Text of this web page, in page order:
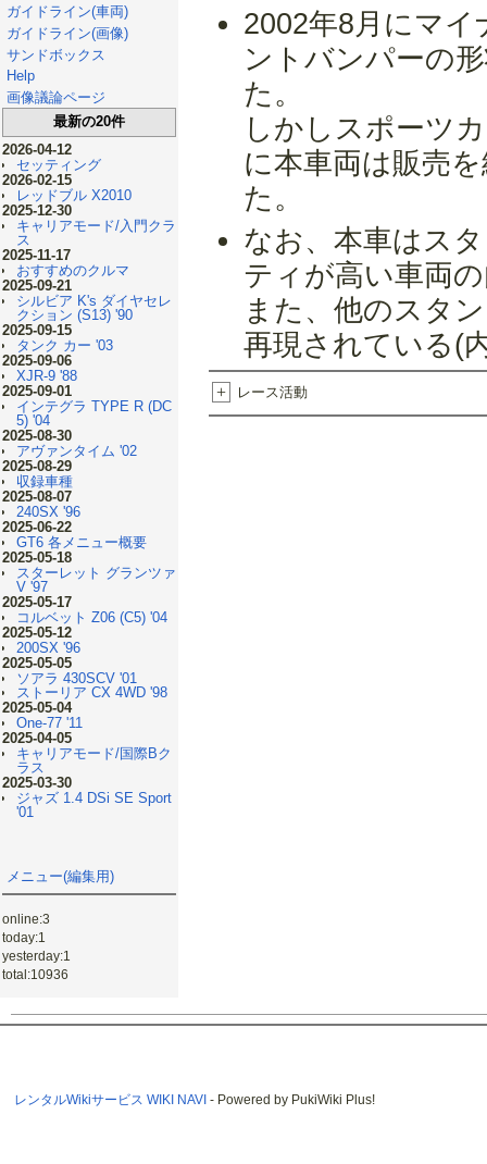
ガイドライン(車両)
ガイドライン(画像)
サンドボックス
Help
画像議論ページ
最新の20件
2026-04-12
セッティング
2026-02-15
レッドブル X2010
2025-12-30
キャリアモード/入門クラ
ス
2025-11-17
おすすめのクルマ
2025-09-21
シルビア K's ダイヤセレ
クション (S13) '90
2025-09-15
タンク カー '03
2025-09-06
XJR-9 '88
2025-09-01
インテグラ TYPE R (DC
5) '04
2025-08-30
アヴァンタイム '02
2025-08-29
収録車種
2025-08-07
240SX '96
2025-06-22
GT6 各メニュー概要
2025-05-18
スターレット グランツァ
V '97
2025-05-17
コルベット Z06 (C5) '04
2025-05-12
200SX '96
2025-05-05
ソアラ 430SCV '01
ストーリア CX 4WD '98
2025-05-04
One-77 '11
2025-04-05
キャリアモード/国際Bク
ラス
2025-03-30
ジャズ 1.4 DSi SE Sport
'01
メニュー(編集用)
online:3
today:1
yesterday:1
total:10936
2002年8月にマ
ントバンパーの
た。
しかしスポーツ
に本車両は販売
た。
なお、本車はス
ティが高い車両
また、他のスタ
再現されている(
+ レース活動
レンタルWikiサービス WIKI NAVI - Powered by PukiWiki Plus!